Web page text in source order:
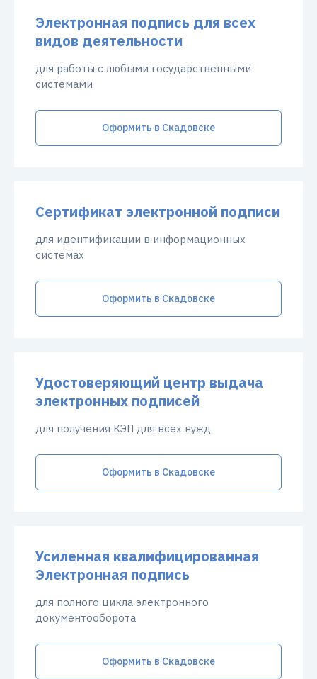
Электронная подпись для всех
видов деятельности
для работы с любыми государственными
системами
Оформить в Скадовске
Сертификат электронной подписи
для идентификации в информационных
системах
Оформить в Скадовске
Удостоверяющий центр выдача
электронных подписей
для получения КЭП для всех нужд
Оформить в Скадовске
Усиленная квалифицированная
Электронная подпись
для полного цикла электронного
документооборота
Оформить в Скадовске